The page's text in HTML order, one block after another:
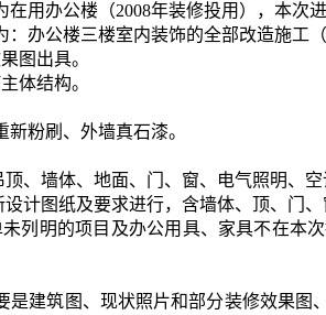
在用办公楼（2008年装修投用），本次
：办公楼三楼室内装饰的全部改造施
图出具。
体结构。
新粉刷、外墙真石漆。
顶、墙体、地面、门、窗、电气照明、空
设计图纸及要求进行，含墙体、顶、门
列明的项目及办公用具、家具不在本
是建筑图、现状照片和部分装修效果